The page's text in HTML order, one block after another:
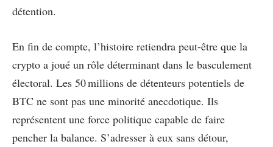
détention.
En fin de compte, l’histoire retiendra peut-être que la
crypto a joué un rôle déterminant dans le basculement
électoral. Les 50 millions de détenteurs potentiels de
BTC ne sont pas une minorité anecdotique. Ils
représentent une force politique capable de faire
pencher la balance. S’adresser à eux sans détour,